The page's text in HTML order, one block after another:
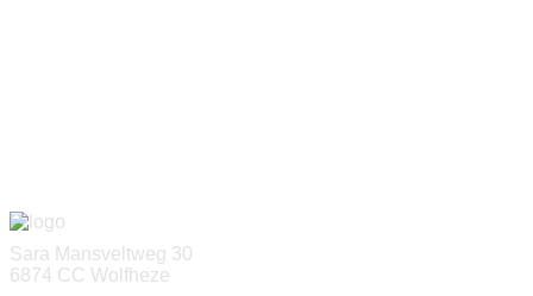
Sara Mansveltweg 30
6874 CC Wolfheze